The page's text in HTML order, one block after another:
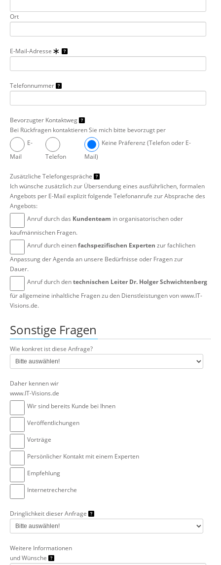
Ort
E-Mail-Adresse
Telefonnummer
Bevorzugter Kontaktweg
Bei Rückfragen kontaktieren Sie mich bitte bevorzugt per
E-
Mail
Telefon
Keine Präferenz (Telefon oder E-
Mail)
Zusätzliche Telefongespräche
Ich wünsche zusätzlich zur Übersendung eines ausführlichen, formalen
Angebots per E-Mail explizit folgende Telefonanrufe zur Absprache des
Angebots:
Anruf durch das Kundenteam in organisatorischen oder
kaufmännischen Fragen.
Anruf durch einenfachspezifischen Experten zur fachlichen
Anpassung der Agenda an unsere Bedürfnisse oder Fragen zur
Dauer.
Anruf durch dentechnischen Leiter Dr. Holger Schwichtenberg
für allgemeine inhaltliche Fragen zu den Dienstleistungen von www.IT-
Visions.de.
Sonstige Fragen
Wie konkret ist diese Anfrage?
Daher kennen wir
www.IT-Visions.de
Wir sind bereits Kunde bei Ihnen
Veröffentlichungen
Vorträge
Persönlicher Kontakt mit einem Experten
Empfehlung
Internetrecherche
Dringlichkeit dieser Anfrage
Weitere Informationen
und Wünsche